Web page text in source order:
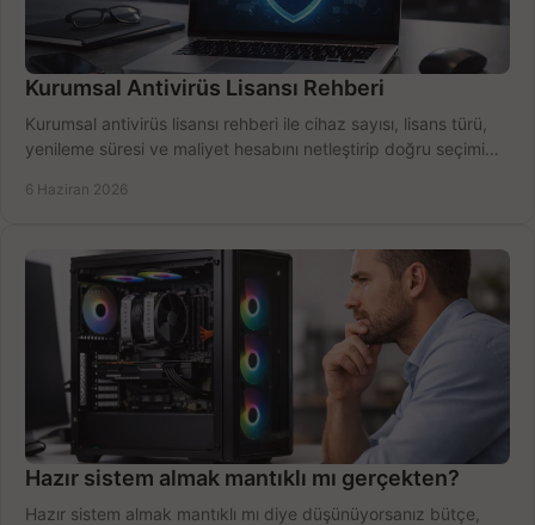
Kurumsal Antivirüs Lisansı Rehberi
Kurumsal antivirüs lisansı rehberi ile cihaz sayısı, lisans türü,
yenileme süresi ve maliyet hesabını netleştirip doğru seçimi
6 Haziran 2026
Hazır sistem almak mantıklı mı gerçekten?
Hazır sistem almak mantıklı mı diye düşünüyorsanız bütçe,